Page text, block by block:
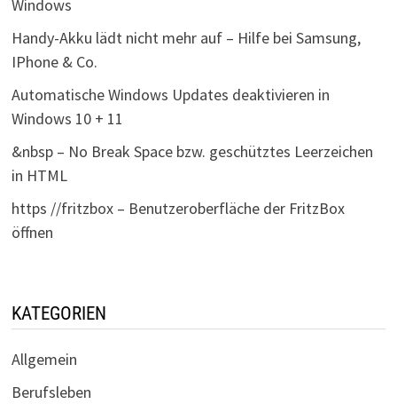
Windows
Handy-Akku lädt nicht mehr auf – Hilfe bei Samsung,
IPhone & Co.
Automatische Windows Updates deaktivieren in
Windows 10 + 11
&nbsp – No Break Space bzw. geschütztes Leerzeichen
in HTML
https //fritzbox – Benutzeroberfläche der FritzBox
öffnen
KATEGORIEN
Allgemein
Berufsleben